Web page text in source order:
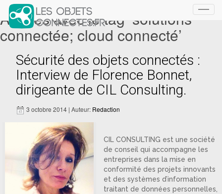
Articles avec le tag ‘solutions
connectée; cloud connecté’
Sécurité des objets connectés :
Interview de Florence Bonnet,
dirigeante de CIL Consulting.
3 octobre 2014 | Auteur: Redaction
CIL CONSULTING est une société
de conseil qui accompagne les
entreprises dans la mise en
conformité des projets innovants
et des systèmes d’information
traitant de données personnelles,